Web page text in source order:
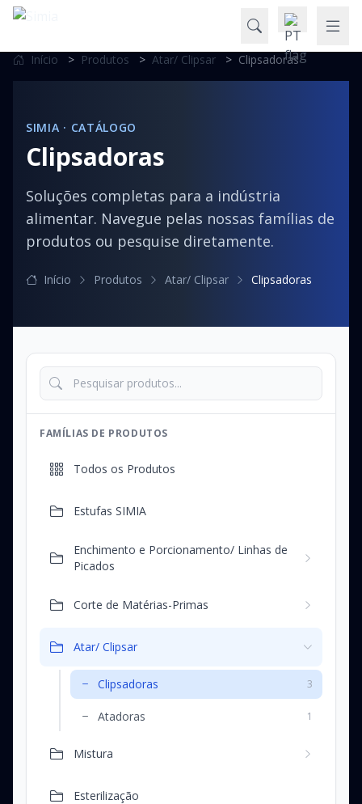
Início > Produtos > Atar/ Clipsar > Clipsadoras
SIMIA · CATÁLOGO
Clipsadoras
Soluções completas para a indústria
alimentar. Navegue pelas nossas famílias de
produtos ou pesquise diretamente.
Início Produtos Atar/ Clipsar Clipsadoras
FAMÍLIAS DE PRODUTOS
Todos os Produtos
Estufas SIMIA
Enchimento e Porcionamento/ Linhas de
Picados
Corte de Matérias-Primas
Atar/ Clipsar
Clipsadoras 3
Atadoras 1
Mistura
Esterilização